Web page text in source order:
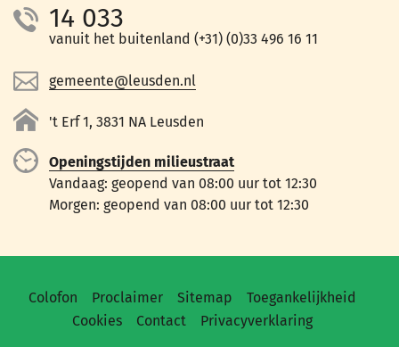
14 033
vanuit het buitenland (+31) (0)33 496 16 11
gemeente@leusden.nl
't Erf 1, 3831 NA Leusden
Openingstijden milieustraat
Vandaag: geopend van 08:00 uur tot 12:30
Morgen: geopend van 08:00 uur tot 12:30
Colofon Proclaimer Sitemap
Toegankelijkheid
Cookies
Contact Privacyverklaring